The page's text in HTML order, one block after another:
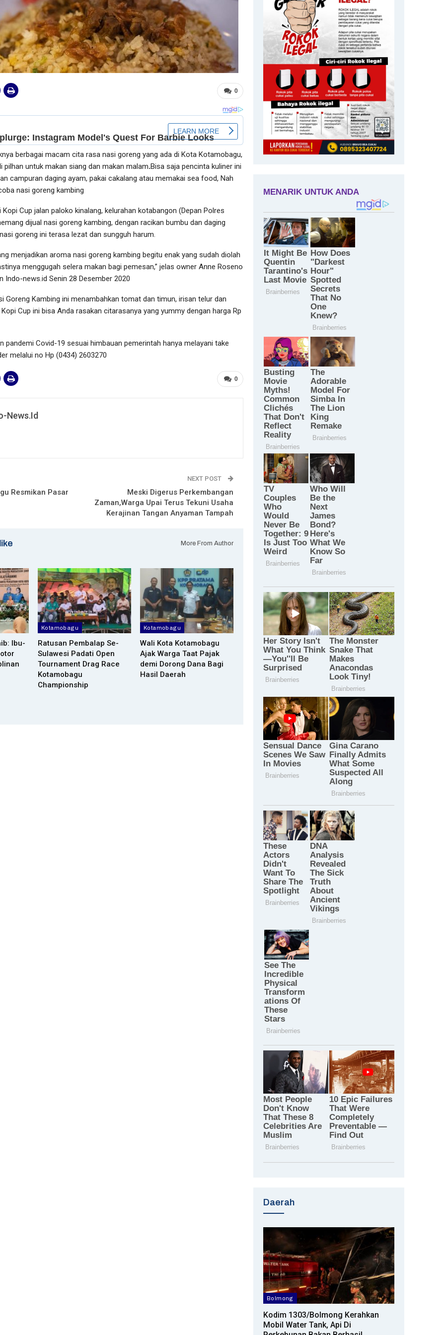
0
berbagai macam cita rasa nasi goreng yang ada di Kota Kotamobagu,
pilhan untuk makan siang dan makan malam.Bisa saja pencinta kuliner ini
campuran daging ayam, pakai cakalang atau memakai sea food, Nah
nasi goreng kambing
Cup jalan paloko kinalang, kelurahan kotabangon (Depan Polres
dijual nasi goreng kambing, dengan racikan bumbu dan daging
goreng ini terasa lezat dan sungguh harum.
menjadikan aroma nasi goreng kambing begitu enak yang sudah diolah
menggugah selera makan bagi pemesan,” jelas owner Anne Roseno
Indo-news.id Senin 28 Desember 2020
Goreng Kambing ini menambahkan tomat dan timun, irisan telur dan
Cup ini bisa Anda rasakan citarasanya yang yummy dengan harga Rp
pandemi Covid-19 sesuai himbauan pemerintah hanya melayani take
melalui no Hp (0434) 2603270
0
News.id
Resmikan Pasar
NEXT POST
Meski Digerus Perkembangan
Zaman,Warga Upai Terus Tekuni Usaha
Kerajinan Tangan Anyaman Tampah
More From Author
Ibu-
Kotamobagu
Ratusan Pembalap Se-
Sulawesi Padati Open
Tournament Drag Race
Kotamobagu
Championship
Kotamobagu
Wali Kota Kotamobagu
Ajak Warga Taat Pajak
demi Dorong Dana Bagi
Hasil Daerah
Daerah
Bolmong
Kodim 1303/Bolmong Kerahkan
Mobil Water Tank, Api Di